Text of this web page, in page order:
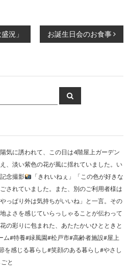
況」 お誕生日会のお食事
Search
気に誘われて、この日は4階屋上ガーデン
、淡い紫色の花が風に揺れていました。い
念撮影
「きれいねぇ」「この色が好きな
されていました。また、別のご利用者様は
っぱり外は気持ちがいいね」と一言。その
よさを感じていらっしゃることが伝わって
の彩りに包まれた、あたたかいひとときと
ム#特養#緑風園#松戸市#高齢者施設#屋上
を感じる暮らし#笑顔のある暮らし#やさし
と